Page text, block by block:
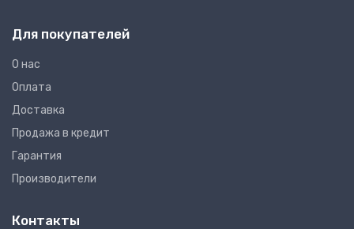
Для покупателей
О нас
Оплата
Доставка
Продажа в кредит
Гарантия
Производители
Контакты